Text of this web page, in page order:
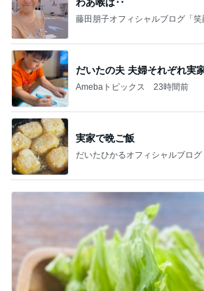
藤田朋子オフィシャルブログ「笑
だいたの夫 夫婦それぞれ実
Amebaトピックス 23時間前
実家で晩ご飯
だいたひかるオフィシャルブログ